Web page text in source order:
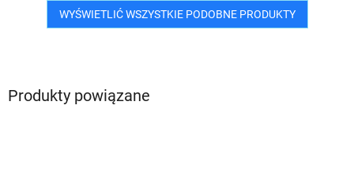
Produkty powiązane
WYŚWIETLIĆ WSZYSTKIE PODOBNE PRODUKTY